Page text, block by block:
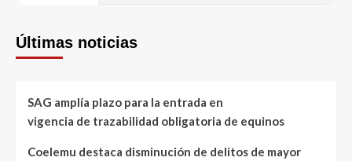
Últimas noticias
SAG amplía plazo para la entrada en
vigencia de trazabilidad obligatoria de equinos
Coelemu destaca disminución de delitos de mayor